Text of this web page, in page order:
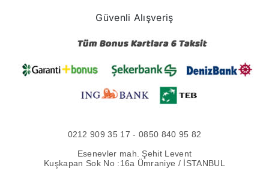
Güvenli Alışveriş
0212 909 35 17 - 0850 840 95 82
Esenevler mah. Şehit Levent
Kuşkapan Sok No :16a Ümraniye / İSTANBUL